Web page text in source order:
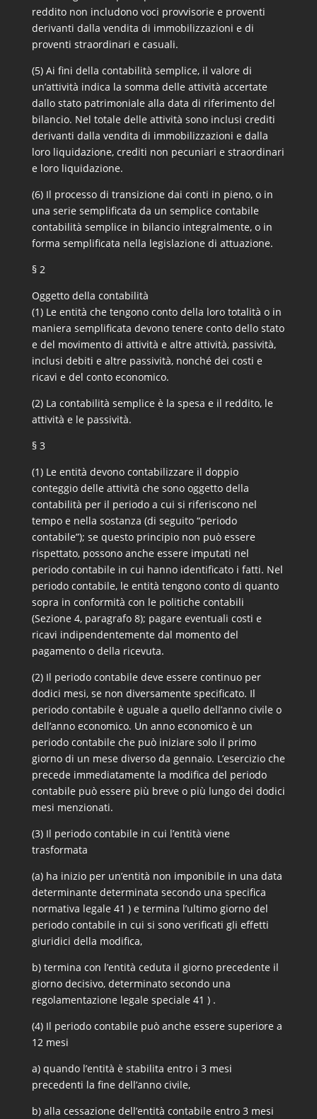
reddito non includono voci provvisorie e proventi
derivanti dalla vendita di immobilizzazioni e di
proventi straordinari e casuali.
(5) Ai fini della contabilità semplice, il valore di
un’attività indica la somma delle attività accertate
dallo stato patrimoniale alla data di riferimento del
bilancio. Nel totale delle attività sono inclusi crediti
derivanti dalla vendita di immobilizzazioni e dalla
loro liquidazione, crediti non pecuniari e straordinari
e loro liquidazione.
(6) Il processo di transizione dai conti in pieno, o in
una serie semplificata da un semplice contabile
contabilità semplice in bilancio integralmente, o in
forma semplificata nella legislazione di attuazione.
§ 2
Oggetto della contabilità
(1) Le entità che tengono conto della loro totalità o in
maniera semplificata devono tenere conto dello stato
e del movimento di attività e altre attività, passività,
inclusi debiti e altre passività, nonché dei costi e
ricavi e del conto economico.
(2) La contabilità semplice è la spesa e il reddito, le
attività e le passività.
§ 3
(1) Le entità devono contabilizzare il doppio
conteggio delle attività che sono oggetto della
contabilità per il periodo a cui si riferiscono nel
tempo e nella sostanza (di seguito “periodo
contabile”); se questo principio non può essere
rispettato, possono anche essere imputati nel
periodo contabile in cui hanno identificato i fatti. Nel
periodo contabile, le entità tengono conto di quanto
sopra in conformità con le politiche contabili
(Sezione 4, paragrafo 8); pagare eventuali costi e
ricavi indipendentemente dal momento del
pagamento o della ricevuta.
(2) Il periodo contabile deve essere continuo per
dodici mesi, se non diversamente specificato. Il
periodo contabile è uguale a quello dell’anno civile o
dell’anno economico. Un anno economico è un
periodo contabile che può iniziare solo il primo
giorno di un mese diverso da gennaio. L’esercizio che
precede immediatamente la modifica del periodo
contabile può essere più breve o più lungo dei dodici
mesi menzionati.
(3) Il periodo contabile in cui l’entità viene
trasformata
(a) ha inizio per un’entità non imponibile in una data
determinante determinata secondo una specifica
normativa legale 41 ) e termina l’ultimo giorno del
periodo contabile in cui si sono verificati gli effetti
giuridici della modifica,
b) termina con l’entità ceduta il giorno precedente il
giorno decisivo, determinato secondo una
regolamentazione legale speciale 41 ) .
(4) Il periodo contabile può anche essere superiore a
12 mesi
a) quando l’entità è stabilita entro i 3 mesi
precedenti la fine dell’anno civile,
b) alla cessazione dell’entità contabile entro 3 mesi